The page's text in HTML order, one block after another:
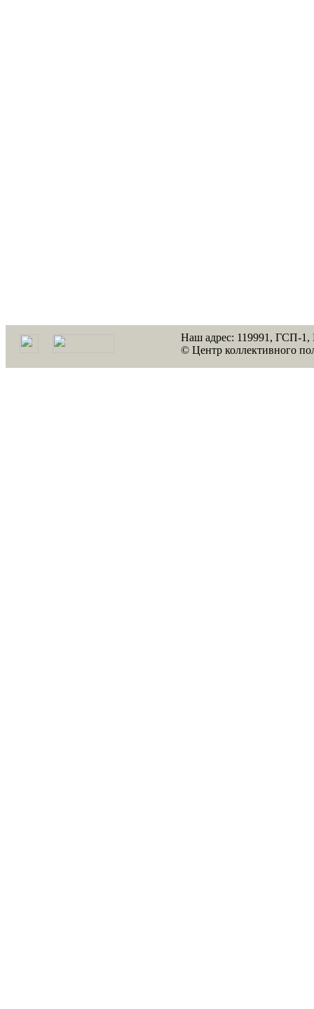
Наш адрес: 119991, ГСП-1,
© Центр коллективного